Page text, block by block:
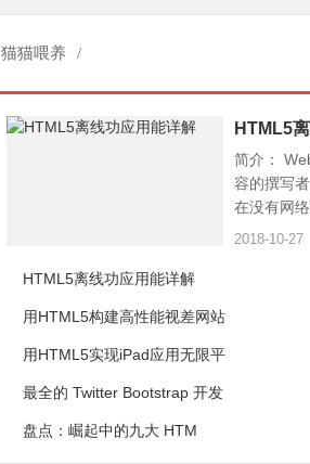
猫猫喂养 /
HTML5
简介：
容的撰写
在没有网
2018-10-27
HTML5离线功应用能详解
用HTML5构建高性能视差网站
用HTML5实现iPad应用无限平
最全的 Twitter Bootstrap 开发
盘点：崛起中的九大 HTM